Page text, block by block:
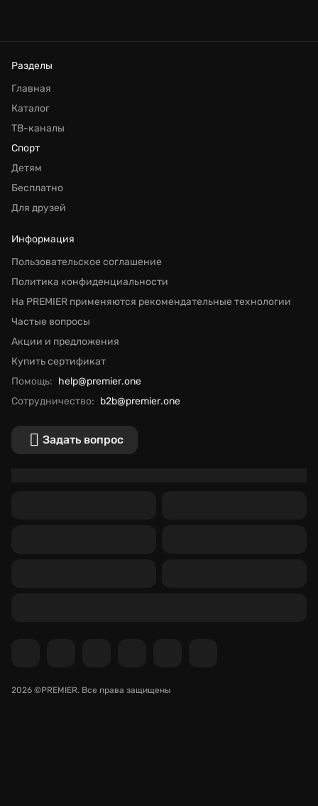
Разделы
Главная
Каталог
ТВ-каналы
Спорт
Детям
Бесплатно
Для друзей
Информация
Пользовательское соглашение
Политика конфиденциальности
На PREMIER применяются рекомендательные технологии
Частые вопросы
Акции и предложения
Купить сертификат
Помощь: help@premier.one
Сотрудничество: b2b@premier.one
Задать вопрос
2026 ©PREMIER. Все права защищены